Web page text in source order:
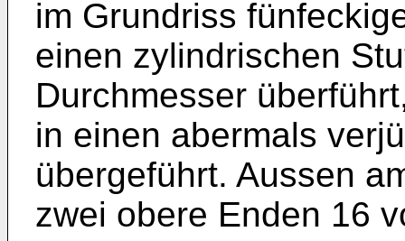
im Grundriss
einen zylindrischen
Durchmesser
in einen abermals
übergeführt. Aussen
zwei obere Enden 16